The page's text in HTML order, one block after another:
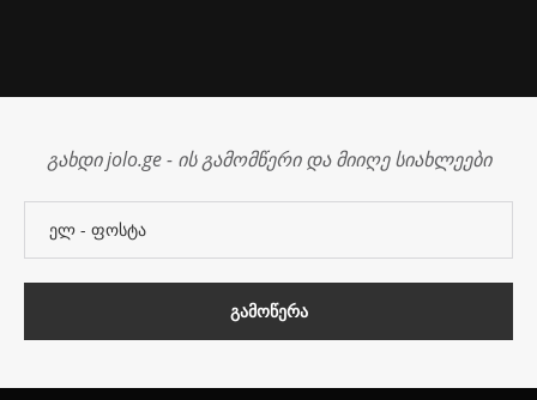
გახდი jolo.ge - ის გამომწერი და მიიღე სიახლეები